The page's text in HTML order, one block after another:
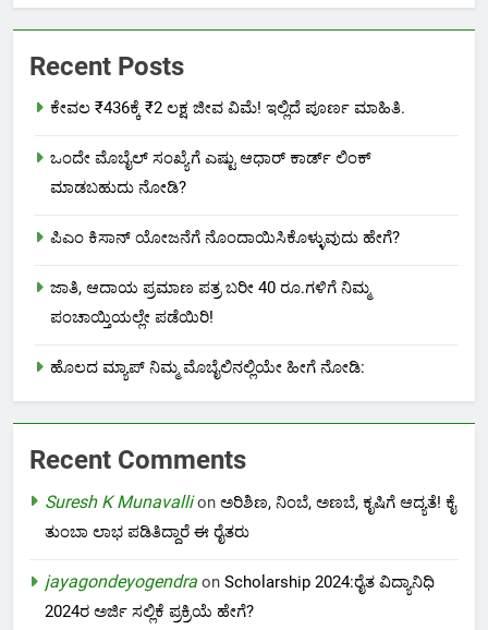
Recent Posts
ಕೇವಲ ₹436ಕ್ಕೆ ₹2 ಲಕ್ಷ ಜೀವ ವಿಮೆ! ಇಲ್ಲಿದೆ ಪೂರ್ಣ ಮಾಹಿತಿ.
ಒಂದೇ ಮೊಬೈಲ್ ಸಂಖ್ಯೆಗೆ ಎಷ್ಟು ಆಧಾರ್ ಕಾರ್ಡ್ ಲಿಂಕ್
ಮಾಡಬಹುದು ನೋಡಿ?
ಪಿಎಂ ಕಿಸಾನ್ ಯೋಜನೆಗೆ ನೊಂದಾಯಿಸಿಕೊಳ್ಳುವುದು ಹೇಗೆ?
ಜಾತಿ, ಆದಾಯ ಪ್ರಮಾಣ ಪತ್ರ ಬರೀ 40 ರೂ.ಗಳಿಗೆ ನಿಮ್ಮ
ಪಂಚಾಯ್ತಿಯಲ್ಲೇ ಪಡೆಯಿರಿ!
ಹೊಲದ ಮ್ಯಾಪ್ ನಿಮ್ಮ ಮೊಬೈಲಿನಲ್ಲಿಯೇ ಹೀಗೆ ನೋಡಿ:
Recent Comments
Suresh K Munavallion ಅರಿಶಿಣ, ನಿಂಬೆ, ಅಣಬೆ, ಕೃಷಿಗೆ ಆದ್ಯತೆ! ಕೈ
ತುಂಬಾ ಲಾಭ ಪಡಿತಿದ್ದಾರೆ ಈ ರೈತರು
jayagondeyogendra on Scholarship 2024:ರೈತ ವಿದ್ಯಾನಿಧಿ
2024ರ ಅರ್ಜಿ ಸಲ್ಲಿಕೆ ಪ್ರಕ್ರಿಯೆ ಹೇಗೆ?